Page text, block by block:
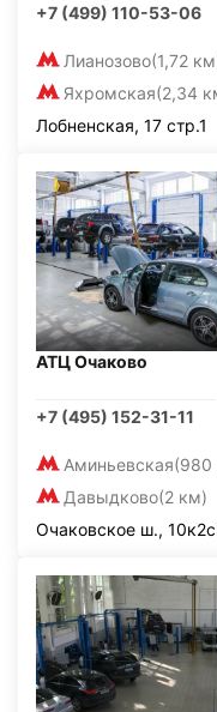
+7 (499) 110-53-06
Лианозово(1,72
Яхромская(2,34
Лобненская, 17 стр.1
АТЦ Очаково
+7 (495) 152-31-11
Аминьевская(980
Давыдково(2 км)
Очаковское ш.,